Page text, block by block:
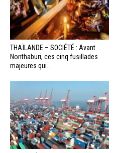
THAÏLANDE – SOCIÉTÉ : Avant
Nonthaburi, ces cinq fusillades
majeures qui...